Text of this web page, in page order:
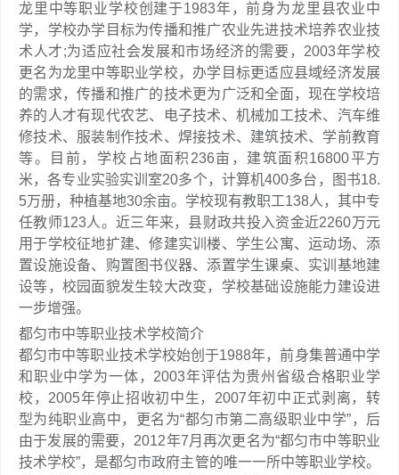
龙里中等职业学校创建于1983年，前身为龙里县农业中
学，学校办学目标为传播和推广农业先进技术培养农业技
术人才;为适应社会发展和市场经济的需要，2003年学校
更名为龙里中等职业学校，办学目标更适应县域经济发展
的需求，传播和推广的技术更为广泛和全面，现在学校培
养的人才有现代农艺、电子技术、机械加工技术、汽车维
修技术、服装制作技术、焊接技术、建筑技术、学前教育
等。目前，学校占地面积236亩，建筑面积16800平方
米，各专业实验实训室20多个，计算机400多台，图书18.
5万册，种植基地30余亩。学校现有教职工138人，其中专
任教师123人。近三年来，县财政共投入资金近2260万元
用于学校征地扩建、修建实训楼、学生公寓、运动场、添
置设施设备、购置图书仪器、添置学生课桌、实训基地建
设等，校园面貌发生较大改变，学校基础设施能力建设进
一步增强。
都匀市中等职业技术学校简介
都匀市中等职业技术学校始创于1988年，前身集普通中学
和职业中学为一体，2003年评估为贵州省级合格职业学
校，2005年停止招收初中生，2007年初中正式剥离，转
型为纯职业高中，更名为“都匀市第二高级职业中学”，后
由于发展的需要，2012年7月再次更名为“都匀市中等职业
技术学校”，是都匀市政府主管的唯一一所中等职业学校。